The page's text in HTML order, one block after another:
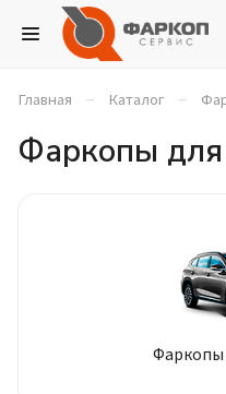
Главная – Каталог –
Фаркопы для
Фаркопы